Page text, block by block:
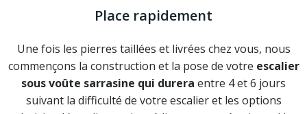
Place rapidement
Une fois les pierres taillées et livrées chez vous, nous
commençons la construction et la pose de votre escalier
sous voûte sarrasine qui durera entre 4 et 6 jours
suivant la difficulté de votre escalier et les options